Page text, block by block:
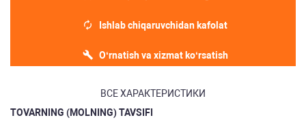
Ishlab chiqaruvchidan kafolat
O‘rnatish va xizmat ko‘rsatish
ВСЕ ХАРАКТЕРИСТИКИ
TOVARNING (MOLNING) TAVSIFI